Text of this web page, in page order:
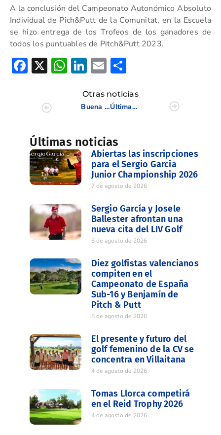
A la conclusión del Campeonato Autonómico Absoluto
Individual de Pich&Putt de la Comunitat, en la Escuela
se hizo entrega de los Trofeos de los ganadores de
todos los puntuables de Pitch&Putt 2023.
Facebook
X WhatsApp
LinkedIn
Email
Otras noticias
Buena actuación de Santi Juesas en el Internacional de España S18
Últimas pruebas del Circuito de 5 Categoría y Campos 9 Hoyos Executive en Villaitana
Últimas noticias
Abiertas las inscripciones
para el Sergio Garcia
Junior Championship 2026
7 de agosto de 2026
Sergio García y Josele
Ballester afrontan una
nueva cita del LIV Golf
6 de agosto de 2026
Diez golfistas valencianos
compiten en el
Campeonato de España
Sub-16 y Benjamín de
Pitch & Putt
5 de agosto de 2026
El presente y futuro del
golf femenino de la CV se
concentra en Villaitana
4 de agosto de 2026
Tomas Llorca competirá
en el Reid Trophy 2026
4 de agosto de 2026